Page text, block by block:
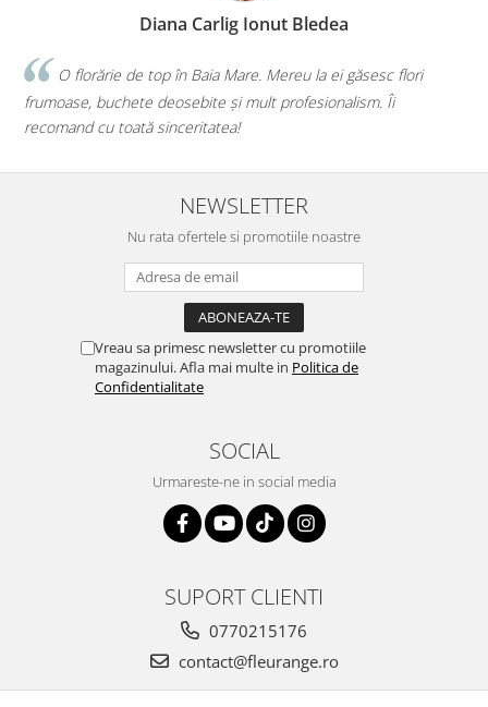
Diana Carlig Ionut Bledea
O florărie de top în Baia Mare. Mereu la ei găsesc flori
buchete deosebite și mult profesionalism. Îi
cu toată sinceritatea!
NEWSLETTER
Nu rata ofertele si promotiile noastre
Vreau sa primesc newsletter cu promotiile
magazinului. Afla mai multe in Politica de
Confidentialitate
SOCIAL
Urmareste-ne in social media
SUPORT CLIENTI
0770215176
contact@fleurange.ro